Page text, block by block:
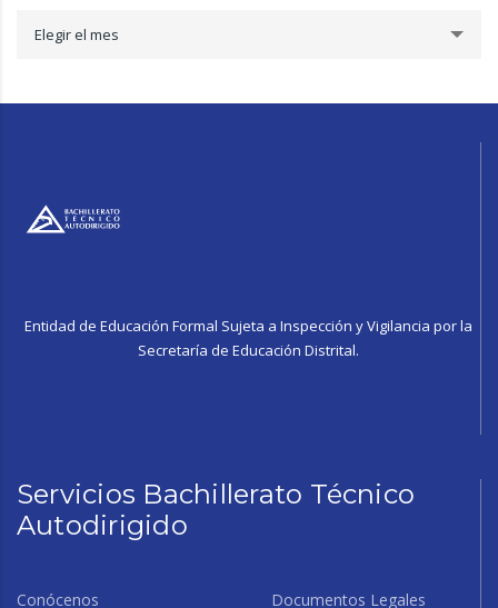
Elegir el mes
Entidad de Educación Formal Sujeta a Inspección y Vigilancia por la
Secretaría de Educación Distrital.
Servicios Bachillerato Técnico
Autodirigido
Conócenos Documentos Legales